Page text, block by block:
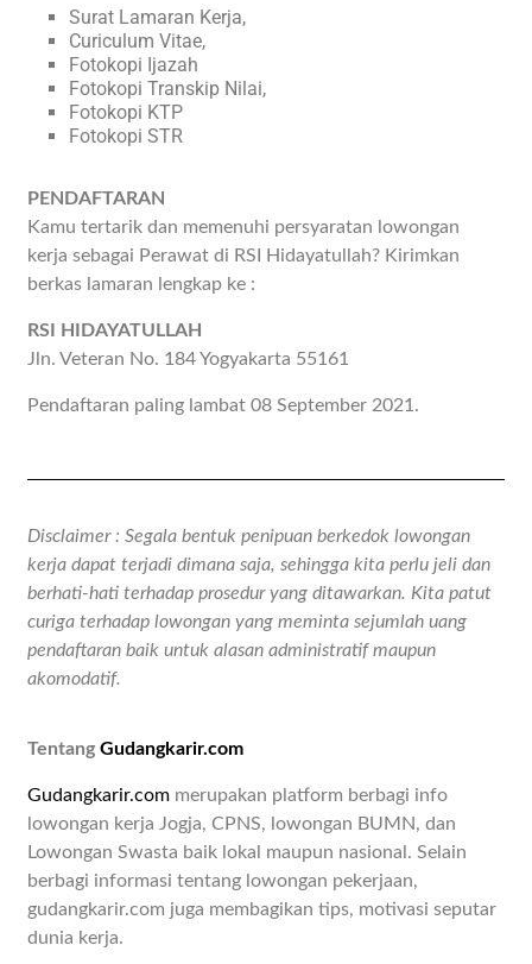
Surat Lamaran Kerja,
Curiculum Vitae,
Fotokopi Ijazah
Fotokopi Transkip Nilai,
Fotokopi KTP
Fotokopi STR
PENDAFTARAN
Kamu tertarik dan memenuhi persyaratan lowongan
kerja sebagai Perawat di RSI Hidayatullah? Kirimkan
berkas lamaran lengkap ke :
RSI HIDAYATULLAH
Jln. Veteran No. 184 Yogyakarta 55161
Pendaftaran paling lambat 08 September 2021.
Disclaimer : Segala bentuk penipuan berkedok lowongan
kerja dapat terjadi dimana saja, sehingga kita perlu jeli dan
berhati-hati terhadap prosedur yang ditawarkan. Kita patut
curiga terhadap lowongan yang meminta sejumlah uang
pendaftaran baik untuk alasan administratif maupun
akomodatif.
TentangGudangkarir.com
Gudangkarir.com merupakan platform berbagi info
lowongan kerja Jogja, CPNS, lowongan BUMN, dan
Lowongan Swasta baik lokal maupun nasional. Selain
berbagi informasi tentang lowongan pekerjaan,
gudangkarir.com juga membagikan tips, motivasi seputar
dunia kerja.